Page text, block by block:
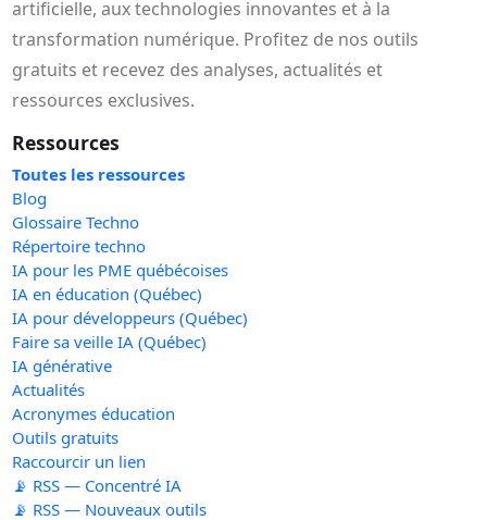
artificielle, aux technologies innovantes et à la
transformation numérique. Profitez de nos outils
gratuits et recevez des analyses, actualités et
ressources exclusives.
Ressources
Toutes les ressources
Blog
Glossaire Techno
Répertoire techno
IA pour les PME québécoises
IA en éducation (Québec)
IA pour développeurs (Québec)
Faire sa veille IA (Québec)
IA générative
Actualités
Acronymes éducation
Outils gratuits
Raccourcir un lien
📡 RSS — Concentré IA
📡 RSS — Nouveaux outils